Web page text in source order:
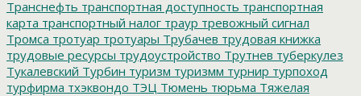
Транснефть транспортная доступность транспортная
карта транспортный налог траур тревожный сигнал
Тромса тротуар тротуары Трубачев трудовая книжка
трудовые ресурсы трудоустройство Трутнев туберкулез
Тукалевский Турбин туризм туризмм турнир турпоход
турфирма тхэквондо ТЭЦ Тюмень тюрьма Тяжелая